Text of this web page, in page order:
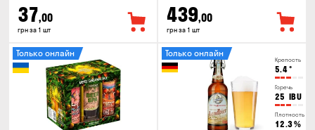
37,00
грн за 1 шт
439,00
грн за 1 шт
Только онлайн
Крепость
5.4°
Горечь
25 IBU
Плотность
12.3%
Только онлайн